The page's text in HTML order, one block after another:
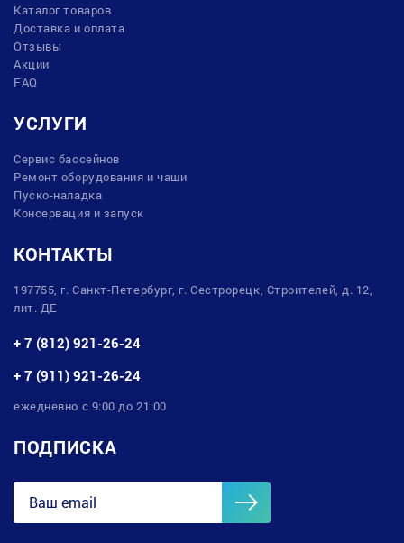
Каталог товаров
Доставка и оплата
Отзывы
Акции
FAQ
УСЛУГИ
Сервис бассейнов
Ремонт оборудования и чаши
Пуско-наладка
Консервация и запуск
КОНТАКТЫ
197755, г. Санкт-Петербург, г. Сестрорецк, Строителей, д. 12,
лит. ДЕ
+ 7 (812) 921-26-24
+ 7 (911) 921-26-24
ежедневно с 9:00 до 21:00
ПОДПИСКА